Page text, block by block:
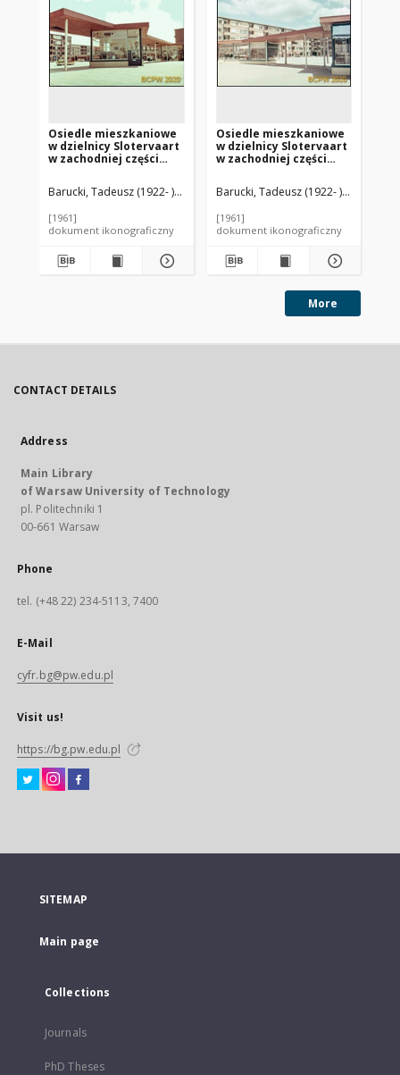
Osiedle mieszkaniowe
w dzielnicy Slotervaart
w zachodniej części
centrum handlowego,
Amsterdam, Niderlandy
Barucki, Tadeusz (1922- ). Fotograf
[1961]
dokument ikonograficzny
Osiedle mieszkaniowe
w dzielnicy Slotervaart
w zachodniej części
centrum handlowego
otoczonego
budynkami
mieszkalnymi,
Barucki, Tadeusz (1922- ). Fotograf
[1961]
dokument ikonograficzny
More
CONTACT DETAILS
Address
Main Library
of Warsaw University of Technology
pl. Politechniki 1
00-661 Warsaw
Phone
tel. (+48 22) 234-5113, 7400
E-Mail
cyfr.bg@pw.edu.pl
Visit us!
https://bg.pw.edu.pl
SITEMAP
Main page
Collections
Journals
PhD Theses